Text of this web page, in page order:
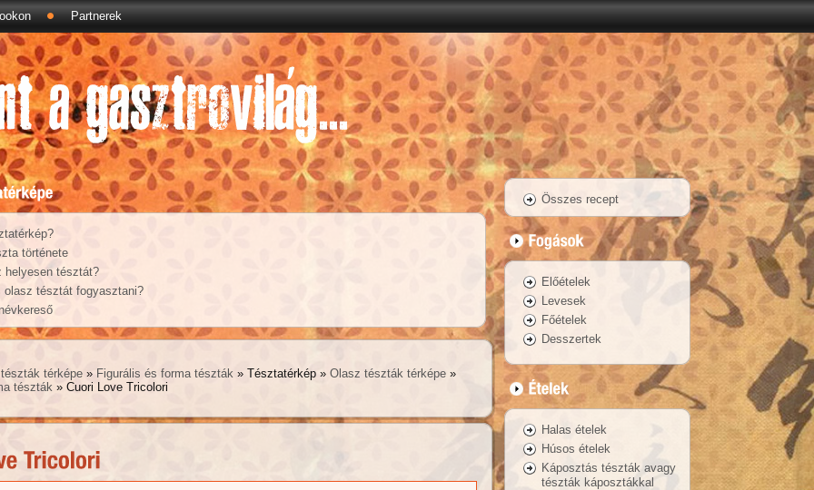
Partnerek
története
helyesen tésztát?
olasz tésztát fogyasztani?
térképe » Figurális és forma tészták » Tésztatérkép »Olasz tészták térképe »
tészták » Cuori Love Tricolori
Összes recept
Előételek
Levesek
Főételek
Desszertek
Halas ételek
Húsos ételek
Káposztás tészták avagy
tészták káposztákkal